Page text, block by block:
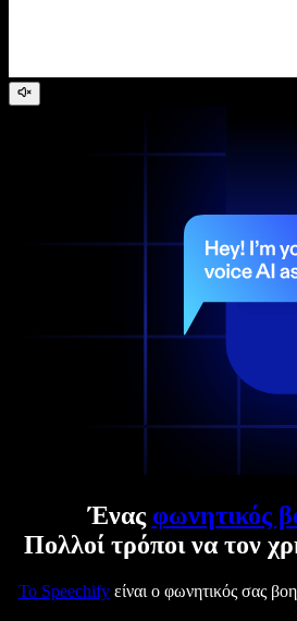
Ένας φωνητικός
Πολλοί τρόποι να τον
Το Speechifyείναι ο φωνητικός σας